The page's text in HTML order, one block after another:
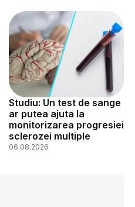
Studiu: Un test de sange
ar putea ajuta la
monitorizarea progresiei
sclerozei multiple
06.08.2026